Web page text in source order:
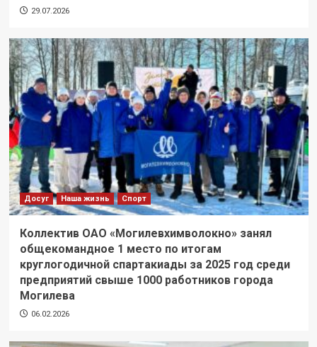
29.07.2026
Досуг Наша жизнь Спорт
Коллектив ОАО «Могилевхимволокно» занял
общекомандное 1 место по итогам
круглогодичной спартакиады за 2025 год среди
предприятий свыше 1000 работников города
Могилева
06.02.2026